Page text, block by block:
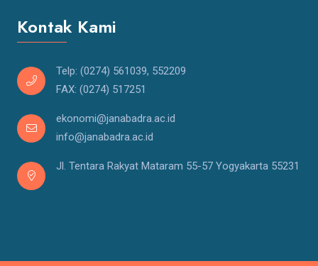
Kontak Kami
Telp: (0274) 561039, 552209
FAX: (0274) 517251
ekonomi@janabadra.ac.id
info@janabadra.ac.id
Jl. Tentara Rakyat Mataram 55-57 Yogyakarta 55231